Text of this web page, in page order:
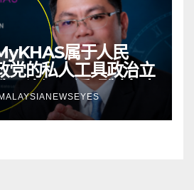
属于人民
党的私人工具政治立
区资源 透明制度才
MALAYSIANEWSEYES